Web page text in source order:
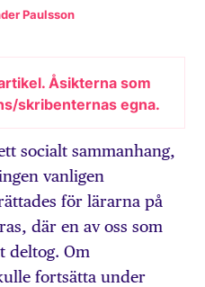
Paulsson
Åsikterna som
skribenternas egna.
socialt sammanhang,
vanligen
för lärarna på
där en av oss som
deltog. Om
fortsätta under